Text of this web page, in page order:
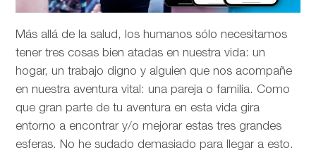
Más allá de la salud, los humanos sólo necesitamos
tener tres cosas bien atadas en nuestra vida: un
hogar, un trabajo digno y alguien que nos acompañe
en nuestra aventura vital: una pareja o familia. Como
que gran parte de tu aventura en esta vida gira
entorno a encontrar y/o mejorar estas tres grandes
esferas. No he sudado demasiado para llegar a esto.